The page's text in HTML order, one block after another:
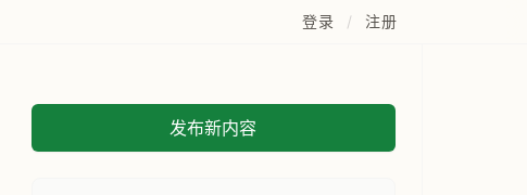
登录 / 注册
发布新内容